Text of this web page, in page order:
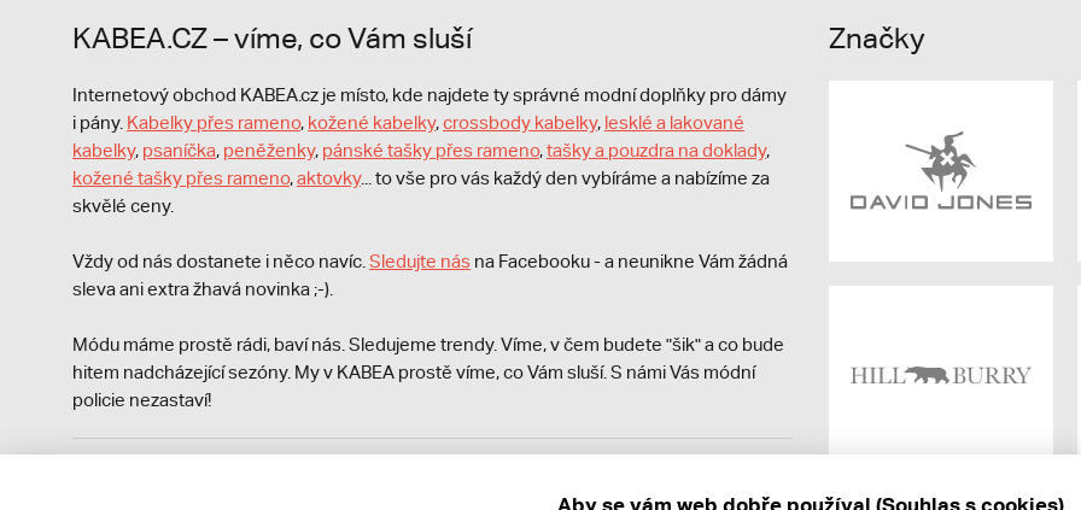
KABEA.CZ – víme, co Vám sluší
Internetový obchod KABEA.cz je místo, kde najdete ty správné modní doplňky pro dámy
i pány. Kabelky přes rameno, kožené kabelky,crossbody kabelky, lesklé a lakované
kabelky, psaníčka, peněženky, pánské tašky přes rameno,tašky a pouzdra na doklady,
kožené tašky přes rameno,aktovky... to vše pro vás každý den vybíráme a nabízíme za
skvělé ceny.
Vždy od nás dostanete i něco navíc. Sledujte nás na Facebooku - a neunikne Vám žádná
sleva ani extra žhavá novinka ;-).
Módu máme prostě rádi, baví nás. Sledujeme trendy. Víme, v čem budete "šik" a co bude
hitem nadcházející sezóny. My v KABEA prostě víme, co Vám sluší. S námi Vás módní
policie nezastaví!
Zároveň je povinen zaevidovat přijatou tržbu u správce daně online; v případě
Značky
Aby se vám web dobře používal (Souhlas s cookies)